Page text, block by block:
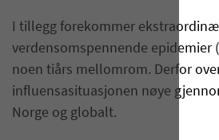
I tillegg forekommer
verdensomspennende epidemier
noen tiårs mellomrom. Derfor
influensasituasjonen nøye
Norge og globalt.